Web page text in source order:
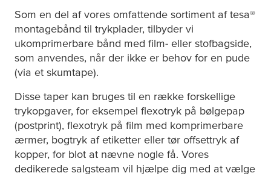
Som en del af vores omfattende sortiment aftesa®
montagebånd til trykplader, tilbyder vi
ukomprimerbare bånd med film- eller stofbagside,
som anvendes, når der ikke er behov for en pude
(via et skumtape).
Disse taper kan bruges til en række forskellige
trykopgaver, for eksempel flexotryk på bølgepap
(postprint), flexotryk på film med komprimerbare
ærmer, bogtryk af etiketter eller tør offsettryk af
kopper, for blot at nævne nogle få. Vores
dedikerede salgsteam vil hjælpe dig med at vælge